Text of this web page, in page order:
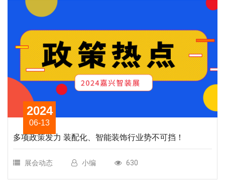
2024
06-13
多项政策发力 装配化、智能装饰行业势不可挡！
展会动态 小编 630